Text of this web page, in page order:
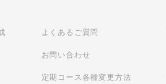
よくあるご質問
お問い合わせ
定期コース各種変更方法